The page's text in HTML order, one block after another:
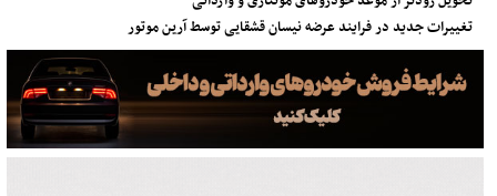
تغییرات جدید در فرایند عرضه نیسان قشقایی توسط آرین موتور